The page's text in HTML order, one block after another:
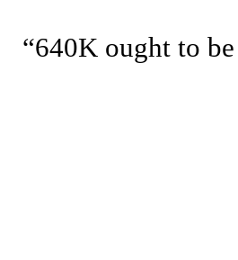
“640K ought to